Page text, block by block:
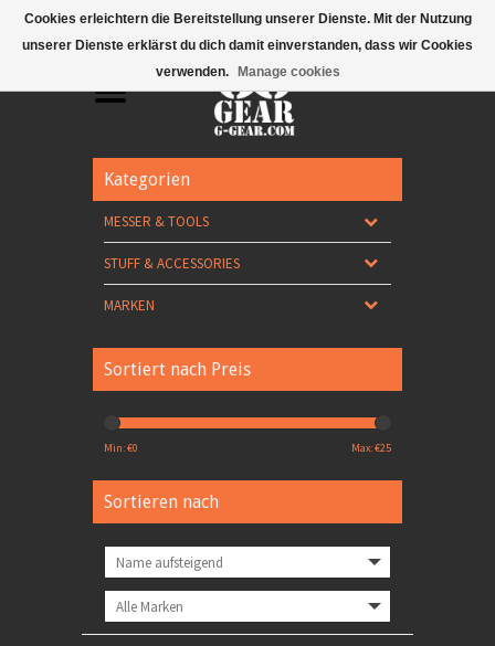
Mobile Menu
Kategorien
MESSER & TOOLS
STUFF & ACCESSORIES
MARKEN
Sortiert nach Preis
Min: €0 Max: €25
Sortieren nach
Cookies erleichtern die Bereitstellung unserer Dienste. Mit der Nutzung
unserer Dienste erklärst du dich damit einverstanden, dass wir Cookies
verwenden.
Manage cookies